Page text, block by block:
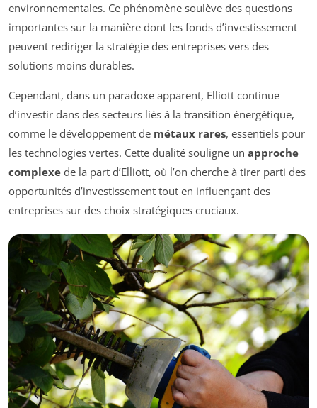
environnementales. Ce phénomène soulève des questions
importantes sur la manière dont les fonds d’investissement
peuvent rediriger la stratégie des entreprises vers des
solutions moins durables.
Cependant, dans un paradoxe apparent, Elliott continue
d’investir dans des secteurs liés à la transition énergétique,
comme le développement de métaux rares, essentiels pour
les technologies vertes. Cette dualité souligne un approche
complexe de la part d’Elliott, où l’on cherche à tirer parti des
opportunités d’investissement tout en influençant des
entreprises sur des choix stratégiques cruciaux.